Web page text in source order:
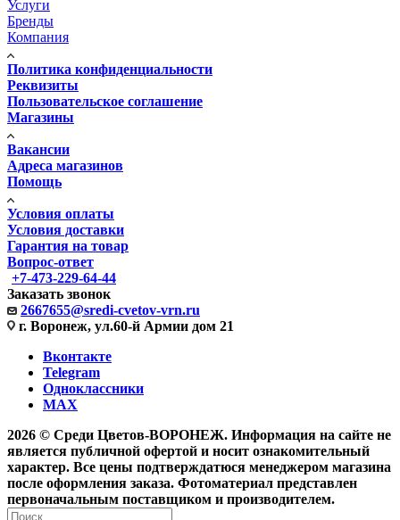
Услуги
Бренды
Компания
Политика конфиденциальности
Реквизиты
Пользовательское соглашение
Магазины
Вакансии
Адреса магазинов
Помощь
Условия оплаты
Условия доставки
Гарантия на товар
Вопрос-ответ
+7-473-229-64-44
Заказать звонок
2667655@sredi-cvetov-vrn.ru
г. Воронеж, ул.60-й Армии дом 21
Вконтакте
Telegram
Одноклассники
MAX
2026 © Среди Цветов-ВОРОНЕЖ. Информация на сайте не
является публичной офертой и носит ознакомительный
характер. Все цены подтверждатюся менеджером магазина
после оформления заказа. Фотоматериал представлен
первоначальным поставщиком и производителем.